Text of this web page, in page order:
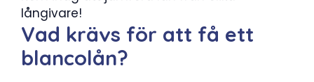
långivare!
Vad krävs för att få ett
blancolån?